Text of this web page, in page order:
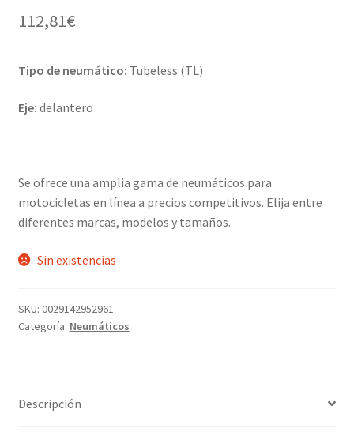
112,81€
Tipo de neumático: Tubeless (TL)
Eje: delantero
Se ofrece una amplia gama de neumáticos para
motocicletas en línea a precios competitivos. Elija entre
diferentes marcas, modelos y tamaños.
Sin existencias
SKU: 0029142952961
Categoría: Neumáticos
Descripción